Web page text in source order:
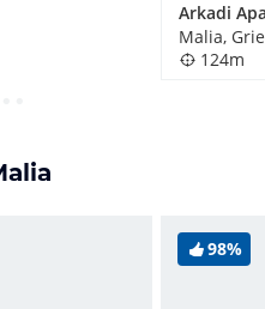
Arkadi
Malia,
124m
98%